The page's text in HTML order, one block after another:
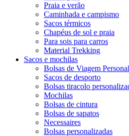
Praia e verão
Caminhada e campismo
Sacos térmicos
Chapéus de sol e praia
Para sois para carros
Material Trekking
Sacos e mochilas
Bolsas de Viagem
Sacos de desporto
Bolsas tiracolo
Mochilas
Bolsas de cintura
Bolsas de sapatos
Necessaires
Bolsas personalizadas